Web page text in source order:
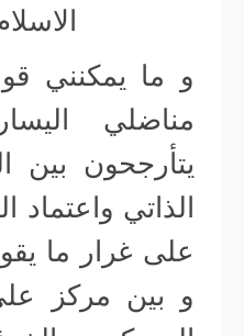
و ما يمكنني
مناضلي
يتأرجحون بين
الذاتي واعتماد
على غرار ما
و بين مركز